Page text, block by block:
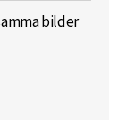
bilder